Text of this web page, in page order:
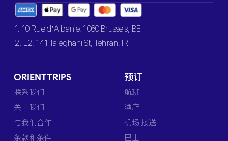
1. 10 Rue d’Albanie, 1060 Brussels, BE
2. L2, 141 Taleghani St, Tehran, IR
ORIENTTRIPS
联系我们
关于我们
与我们合作
条款和条件
预订
航班
酒店
机场 接送
巴士